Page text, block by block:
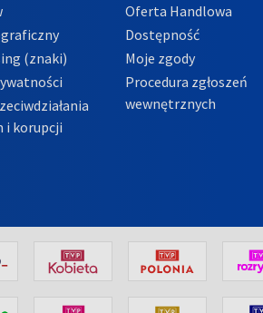
(znaki)
i korupcji
Oferta Handlowa
Dostępność
Moje zgody
Procedura zgłoszeń
wewnętrznych